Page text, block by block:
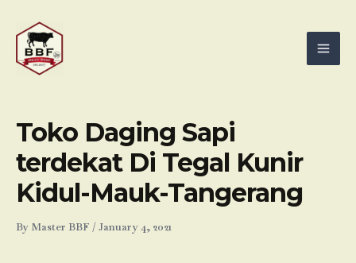
content
Toko Daging Sapi
terdekat Di Tegal Kunir
Kidul-Mauk-Tangerang
By Master BBF /January 4, 2021